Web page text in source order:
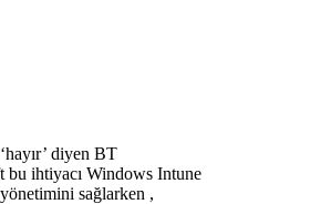
diyen BT
bu ihtiyacı Windows Intune
sağlarken ,